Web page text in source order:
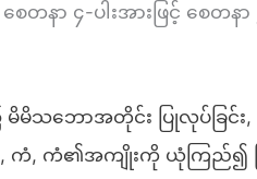
ာ ၄-ပါးအားဖြင့် စေတနာ ၂
-၌ မိမိသဘောအတိုင်း ပြုလုပ်ခ
း, ကံ, ကံ၏အကျိုးကို ယုံကြည်၍